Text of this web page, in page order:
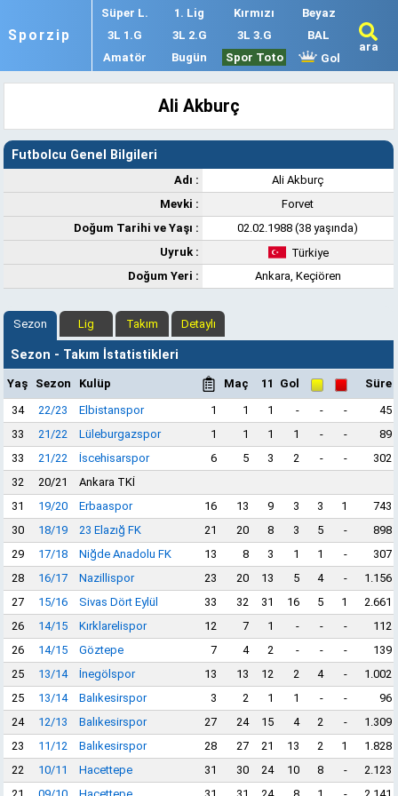
Sporzip
Süper L. 1. Lig Kırmızı
Beyaz
3L 1.G
3L 2.G 3L 3.G
BAL
Amatör
Bugün Spor Toto Gol
ara
Ali Akburç
Futbolcu Genel Bilgileri
Adı :
Ali Akburç
Mevki :
Forvet
Doğum Tarihi ve Yaşı :
02.02.1988 (38 yaşında)
Uyruk :
Türkiye
Doğum Yeri :
Ankara, Keçiören
Sezon Lig Takım Detaylı
Sezon - Takım İstatistikleri
Yaş Sezon Kulüp Maç 11 Gol
Süre
34
22/23 Elbistanspor 1 1 1 - - -
45
33
21/22 Lüleburgazspor 1 1 1 1 - -
89
33
21/22 İscehisarspor 6 5 3 2 - -
302
32
20/21
Ankara TKİ
31
19/20 Erbaaspor 16 13 9 3 3 1
743
30
18/19 23 Elazığ FK 21 20 8 3 5 -
898
29
17/18 Niğde Anadolu FK 13 8 3 1 1 -
307
28
16/17 Nazillispor 23 20 13 5 4 -
1.156
27
15/16 Sivas Dört Eylül 33 32 31 16 5 1
2.661
26
14/15 Kırklarelispor 12 7 1 - - -
112
26
14/15 Göztepe 7 4 2 - - -
139
25
13/14 İnegölspor 13 13 12 2 4 -
1.002
25
13/14 Balıkesirspor 3 2 1 1 - -
96
24
12/13 Balıkesirspor 27 24 15 4 2 -
1.309
23
11/12 Balıkesirspor 28 27 21 13 2 1
1.828
22
10/11 Hacettepe 31 30 24 10 8 -
2.123